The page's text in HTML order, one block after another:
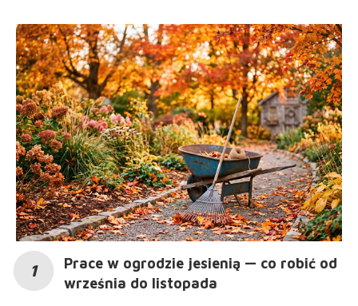
Prace w ogrodzie jesienią — co robić od
września do listopada